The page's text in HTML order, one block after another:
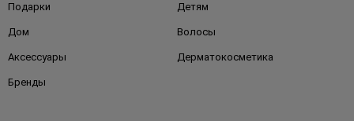
Подарки Детям
Дом Волосы
Аксессуары Дерматокосметика
Бренды